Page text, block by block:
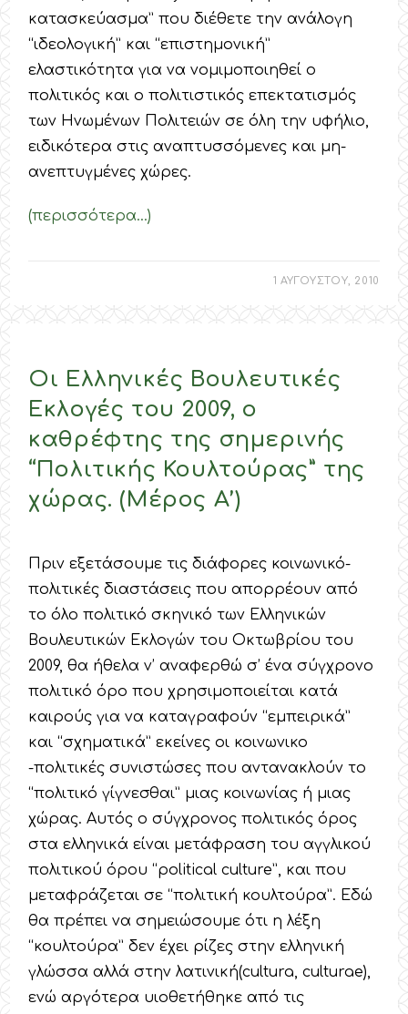
κατασκεύασμα” που διέθετε την ανάλογη
“ιδεολογική” και “επιστημονική”
ελαστικότητα για να νομιμοποιηθεί ο
πολιτικός και ο πολιτιστικός επεκτατισμός
των Ηνωμένων Πολιτειών σε όλη την υφήλιο,
ειδικότερα στις αναπτυσσόμενες και μη-
ανεπτυγμένες χώρες.
(περισσότερα…)
1 ΑΥΓΟΥΣΤΟΥ, 2010
Οι Ελληνικές Βουλευτικές
Εκλογές του 2009, ο
καθρέφτης της σημερινής
“Πολιτικής Κουλτούρας” της
χώρας. (Μέρος Α’)
Πριν εξετάσουμε τις διάφορες κοινωνικό-
πολιτικές διαστάσεις που απορρέουν από
το όλο πολιτικό σκηνικό των Ελληνικών
Βουλευτικών Εκλογών του Οκτωβρίου του
2009, θα ήθελα ν’ αναφερθώ σ’ ένα σύγχρονο
πολιτικό όρο που χρησιμοποιείται κατά
καιρούς για να καταγραφούν “εμπειρικά”
και “σχηματικά” εκείνες οι κοινωνικο
-πολιτικές συνιστώσες που αντανακλούν το
“πολιτικό γίγνεσθαι” μιας κοινωνίας ή μιας
χώρας. Αυτός ο σύγχρονος πολιτικός όρος
στα ελληνικά είναι μετάφραση του αγγλικού
πολιτικού όρου “political culture”, και που
μεταφράζεται σε “πολιτική κουλτούρα”. Εδώ
θα πρέπει να σημειώσουμε ότι η λέξη
“κουλτούρα” δεν έχει ρίζες στην ελληνική
γλώσσα αλλά στην λατινική(cultura, culturae),
ενώ αργότερα υιοθετήθηκε από τις